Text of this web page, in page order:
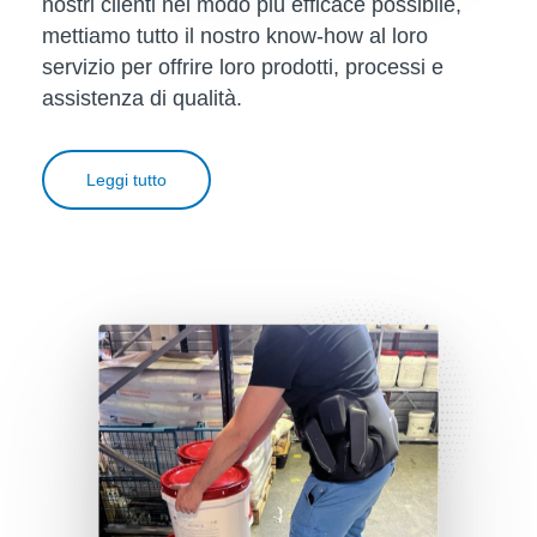
nostri clienti nel modo più efficace possibile,
mettiamo tutto il nostro know-how al loro
servizio per offrire loro prodotti, processi e
assistenza di qualità.
Leggi tutto